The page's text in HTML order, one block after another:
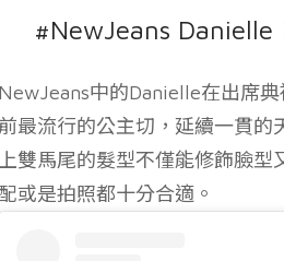
#NewJeans Danielle
中的Danielle在出席
最流行的公主切，延續一貫的
雙馬尾的髮型不僅能修飾臉型
或是拍照都十分合適。